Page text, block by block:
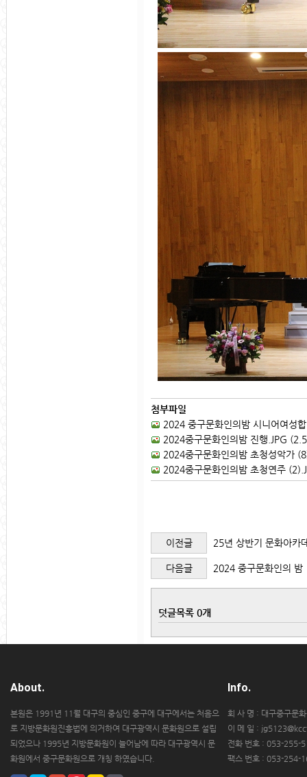
첨부파일
2024 중구문화인의밤 시니어여성
2024중구문화인의밤 진행.JPG
2024중구문화인의밤 초청성악가
2024중구문화인의밤 초청연주
이전글 25년 상반기 문화아카
다음글 2024 중구문화인의 밤
덧글목록 0개
About.
본원은 1991년 11월 대구의 중심인 중구에 대구에서는 처음으
로 지방문화원진흥법에 의거하여 대구광역시 문화원으로 설립
되었으나 1995년 지방문화원이 늘어남에 따라 대구광역시 문
화원에서 중구문화원으로 개칭 하였습니다.
Info.
회 사 명 : 대구중구문
이 메 일 :
전화 번호 : 053-255-
팩스 번호 : 053-254-